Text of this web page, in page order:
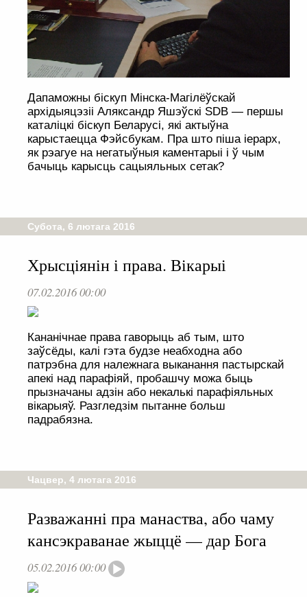
Дапаможны біскуп Мінска-Магілёўскай
архідыяцэзіі Аляксандр Яшэўскі SDB — першы
каталіцкі біскуп Беларусі, які актыўна
карыстаецца Фэйсбукам. Пра што піша іерарх,
як рэагуе на негатыўныя каментарыі і ў чым
бачыць карысць сацыяльных сетак?
Субота, 6 лютага 2016
Хрысціянін і права. Вікарыі
07.02.2016 00:00
Кананічнае права гаворыць аб тым, што
заўсёды, калі гэта будзе неабходна або
патрэбна для належнага выканання пастырскай
апекі над парафіяй, пробашчу можа быць
прызначаны адзін або некалькі парафіяльных
вікарыяў. Разгледзім пытанне больш
падрабязна.
Чацвер, 4 лютага 2016
Разважанні пра манаства, або чаму
кансэкраванае жыццё — дар Бога
05.02.2016 00:00